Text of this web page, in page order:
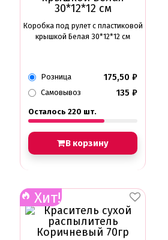
Коробка под рулет с пластиковой
крышкой Белая 30*12*12 см
Розница 175,50 ₽
Самовывоз 135 ₽
Осталось 220 шт.
В корзину
Хит!